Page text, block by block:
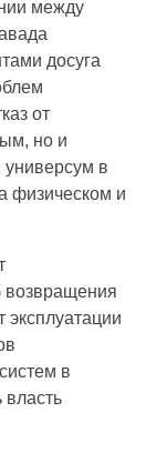
между
досуга
от
но и
в
физическом и
возвращения
в
власть